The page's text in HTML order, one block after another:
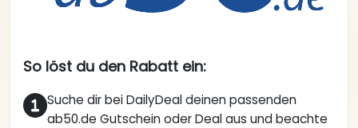
So löst du den Rabatt ein:
Suche dir bei DailyDeal deinen passenden
ab50.de Gutschein oder Deal aus und beachte